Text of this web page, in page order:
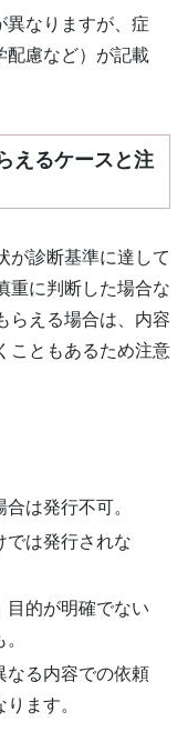
異なりますが、症
配慮など）が記載
えるケースと注
が診断基準に達して
重に判断した場合な
らえる場合は、内容
こともあるため注意
は発行不可。
では発行されな
目的が明確でない
なる内容での依頼
ます。